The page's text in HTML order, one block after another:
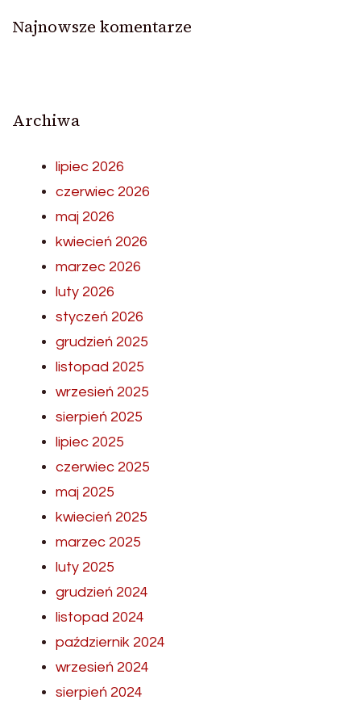
Najnowsze komentarze
Archiwa
lipiec 2026
czerwiec 2026
maj 2026
kwiecień 2026
marzec 2026
luty 2026
styczeń 2026
grudzień 2025
listopad 2025
wrzesień 2025
sierpień 2025
lipiec 2025
czerwiec 2025
maj 2025
kwiecień 2025
marzec 2025
luty 2025
grudzień 2024
listopad 2024
październik 2024
wrzesień 2024
sierpień 2024